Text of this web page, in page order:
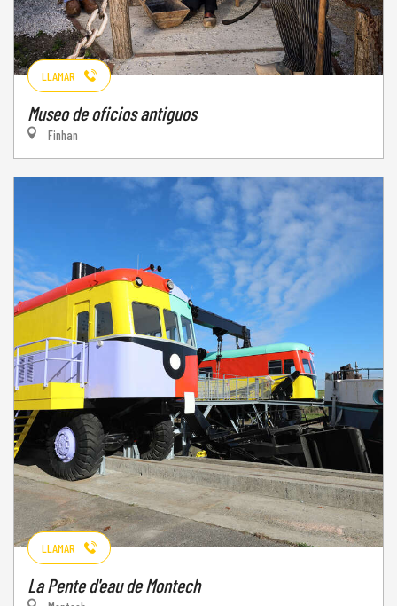
LLAMAR
Museo de oficios antiguos
Finhan
LLAMAR
La Pente d'eau de Montech